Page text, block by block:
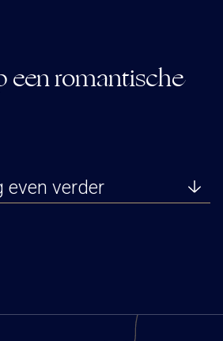
een romantische
even verder